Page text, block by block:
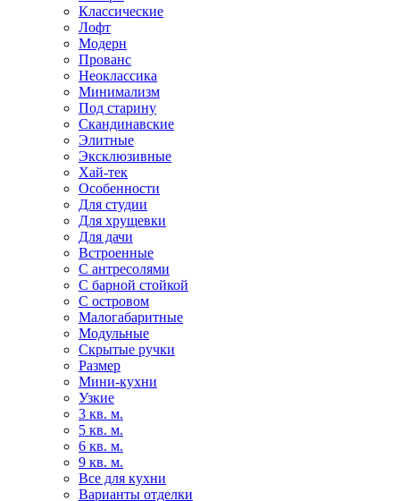
Классические
Лофт
Модерн
Прованс
Неоклассика
Минимализм
Под старину
Скандинавские
Элитные
Эксклюзивные
Хай-тек
Особенности
Для студии
Для хрущевки
Для дачи
Встроенные
С антресолями
С барной стойкой
С островом
Малогабаритные
Модульные
Скрытые ручки
Размер
Мини-кухни
Узкие
3 кв. м.
5 кв. м.
6 кв. м.
9 кв. м.
Все для кухни
Варианты отделки